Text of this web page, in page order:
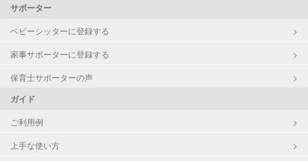
サポーター
ベビーシッターに登録する
家事サポーターに登録する
保育士サポーターの声
ガイド
ご利用例
上手な使い方